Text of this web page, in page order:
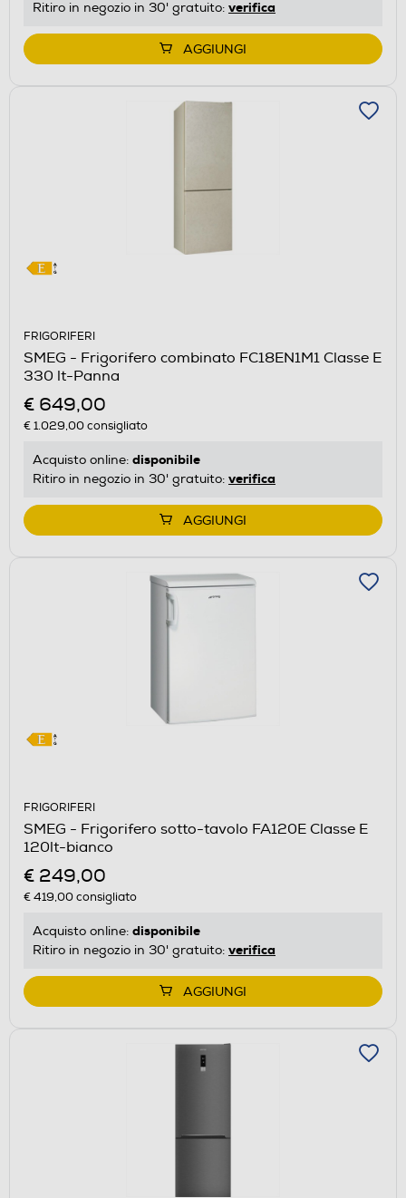
di
Youreko.
Ritiro in negozio in 30' gratuito: verifica
AGGIUNGI
FRIGORIFERI
SMEG - Frigorifero combinato FC18EN1M1 Classe E
330 lt-Panna
€ 649,00
€ 1.029,00consigliato
Acquisto online: disponibile
Ritiro in negozio in 30' gratuito: verifica
AGGIUNGI
FRIGORIFERI
SMEG - Frigorifero sotto-tavolo FA120E Classe E
120lt-bianco
€ 249,00
€ 419,00consigliato
Acquisto online: disponibile
Ritiro in negozio in 30' gratuito: verifica
AGGIUNGI